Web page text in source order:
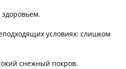
условиях: слишком
снежный покров.